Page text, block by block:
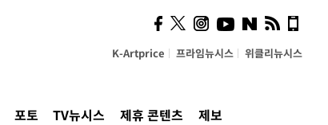
K-Artprice 프라임뉴시스 위클리뉴시스
포토 TV뉴시스 제휴 콘텐츠 제보
사이 해답 찾았죠"…알을
깨고 나온 '초자아'